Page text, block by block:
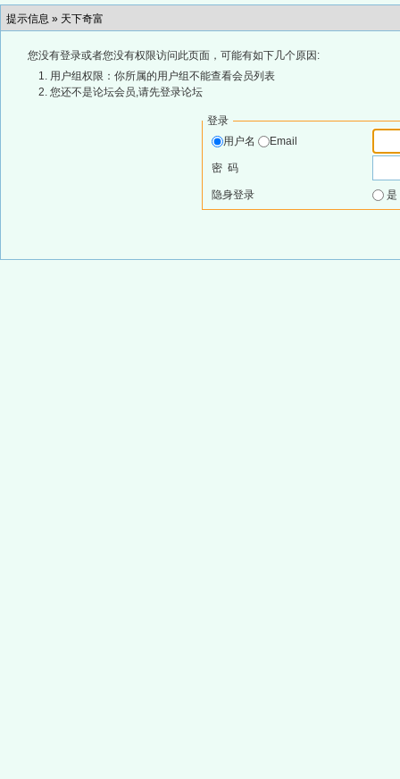
提示信息 » 天下奇富
您没有登录或者您没有权限访问此页面，可能有如下几个原因:
用户组权限：你所属的用户组不能查看会员列表
您还不是论坛会员,请先登录论坛
登录
用户名
Email
密 码
隐身登录